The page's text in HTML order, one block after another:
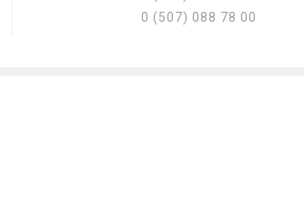
0 (507) 088 78 00